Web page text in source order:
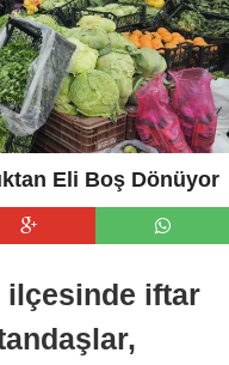
Eli Boş Dönüyor
ilçesinde iftar